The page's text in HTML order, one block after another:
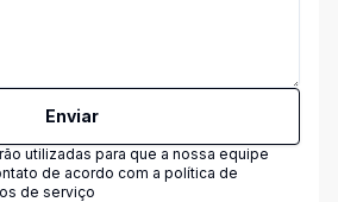
Enviar
utilizadas para que a nossa equipe
de acordo com a política de
de serviço